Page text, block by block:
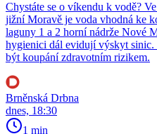
Chystáte se o víkendu k vodě?
jižní Moravě je voda vhodná ke
laguny 1 a 2 horní nádrže Nové
hygienici dál evidují výskyt
být koupání zdravotním rizikem.
Brněnská Drbna
dnes, 18:30
1 min